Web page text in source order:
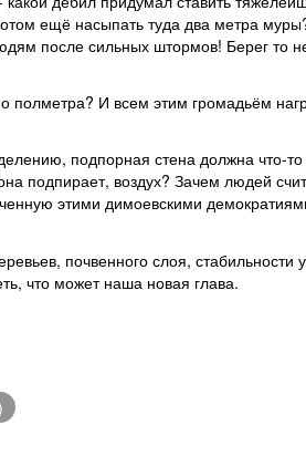
ещё насыпать туда два метра
после сильных штормов! Берег то
И всем этим громадьём
подпорная стена должна что-
подпирает, воздух? Зачем людей
этими димоевскими
почвенного слоя, стабильности
что может наша новая глава.